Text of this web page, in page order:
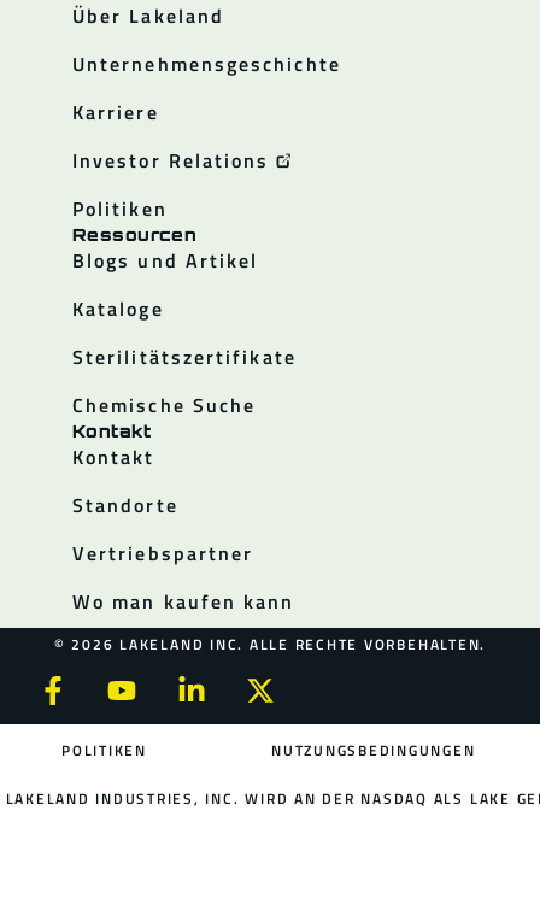
Über Lakeland
Unternehmensgeschichte
Karriere
Investor Relations
Politiken
Ressourcen
Blogs und Artikel
Kataloge
Sterilitätszertifikate
Chemische Suche
Kontakt
Kontakt
Standorte
Vertriebspartner
Wo man kaufen kann
© 2026 LAKELAND INC. ALLE RECHTE VORBEHALTEN.
POLITIKEN NUTZUNGSBEDINGUNGEN
LAKELAND INDUSTRIES, INC. WIRD AN DER NASDAQ ALS LAKE